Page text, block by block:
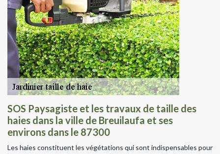
SOS Paysagiste et les travaux de taille des
haies dans la ville de Breuilaufa et ses
environs dans le 87300
Les haies constituent les végétations qui sont indispensables pour